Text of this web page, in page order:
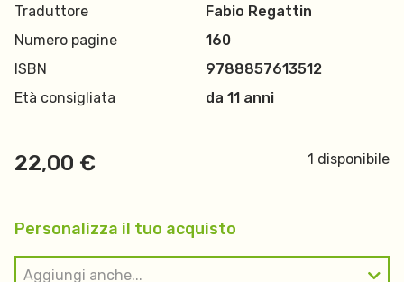
Traduttore
Fabio Regattin
Numero pagine
160
ISBN
9788857613512
Età consigliata
da 11 anni
22,00 € 1 disponibile
Personalizza il tuo acquisto
Aggiungi anche...